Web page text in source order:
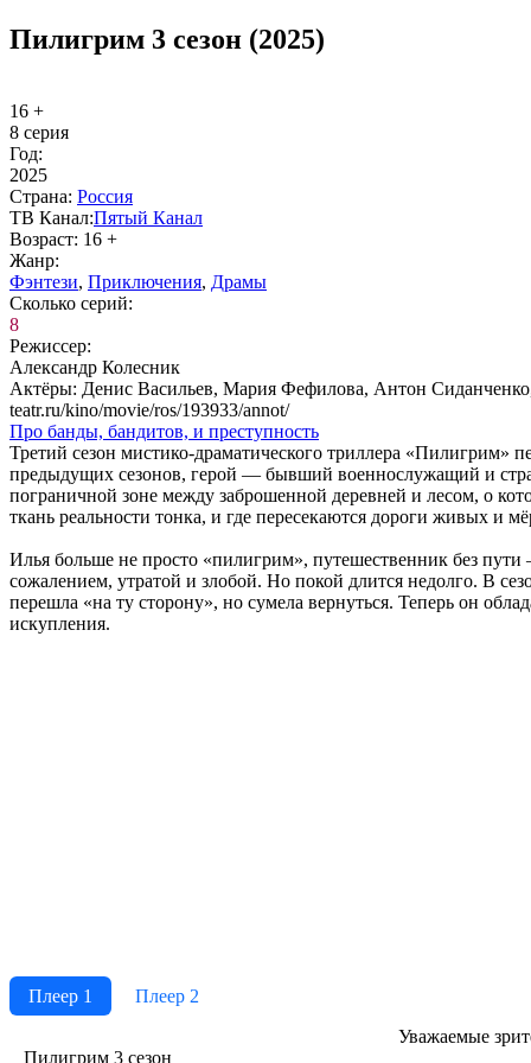
Пилигрим 3 сезон (2025)
16 +
8 серия
Год:
2025
Стра­на: Рос­сия
ТВ Ка­нал:Пя­тый Ка­нал
Воз­раст: 16 +
Жанр:
Фэн­те­зи, При­клю­че­ния, Дра­мы
Сколь­ко се­рий:
8
Ре­жис­сер:
Александр Колесник
Ак­тё­ры: Денис Васильев, Мария Фефилова, Антон
teatr.ru/kino/movie/ros/193933/annot/
Про бан­ды, бан­ди­тов, и пре­ступ­ность
Третий сезон мистико-драматического триллера
предыдущих сезонов, герой — бывший военнослужащий и
пограничной зоне между заброшенной деревней и лесом, о
ткань реальности тонка, и где пересекаются дороги живых и
Илья больше не просто «пилигрим», путешественник без
сожалением, утратой и злобой. Но покой длится недолго. В
перешла «на ту сторону», но сумела вернуться. Теперь он
искупления.
Плеер 1
Плеер 2
Ува­жае­мые
Пилигрим 3 сезон